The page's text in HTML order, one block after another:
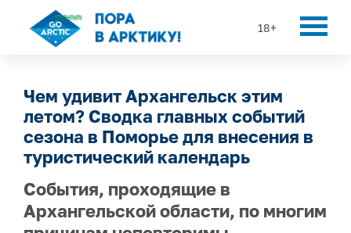
18+
Чем удивит Архангельск этим
летом? Сводка главных событий
сезона в Поморье для внесения в
туристический календарь
События, проходящие в
Архангельской области, по многим